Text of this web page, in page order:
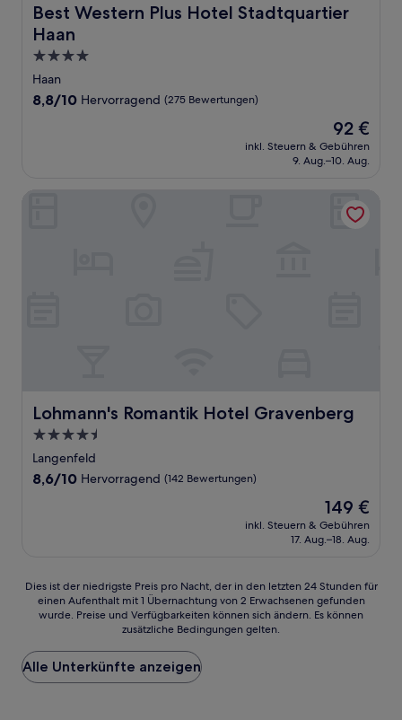
Best Western Plus Hotel Stadtquartier
Haan
Best Western Plus Hotel Stadtquartier Haan
4.0-
Sterne-
Unterkunft
Haan
8.8
8,8/10 Hervorragend (275 Bewertungen)
Der
Preis
beträgt
92 €
inkl. Steuern & Gebühren
9. Aug.–10. Aug.
Lohmann's Romantik Hotel Gravenberg
Lohmann's Romantik Hotel Gravenberg
4.5-
Sterne-
Unterkunft
Langenfeld
8.6
8,6/10 Hervorragend (142 Bewertungen)
Der
Preis
beträgt
149 €
inkl. Steuern & Gebühren
17. Aug.–18. Aug.
Dies
der
Preis
pro
Nacht,
Dies ist der niedrigste Preis pro Nacht, der in den letzten 24 Stunden für
einen Aufenthalt mit 1 Übernachtung von 2 Erwachsenen gefunden
wurde. Preise und Verfügbarkeiten können sich ändern. Es können
zusätzliche Bedingungen gelten.
Alle Unterkünfte anzeigen